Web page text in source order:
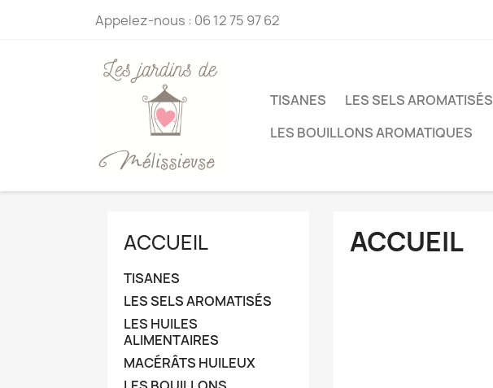
Appelez-nous : 06 12 75 97 62
TISANES LES SELS AROMATISÉS
LES BOUILLONS AROMATIQUES
ACCUEIL
TISANES
LES SELS AROMATISÉS
LES HUILES
ALIMENTAIRES
MACÉRÂTS HUILEUX
ACCUEIL